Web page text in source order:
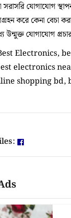
সরাসরি যোগাযোগ
করে কেনা বেচা
উন্মুক্ত যোগাযোগ
Electronics,
electronics
shopping bd,